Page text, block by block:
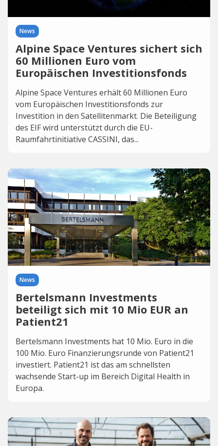
News
Alpine Space Ventures sichert sich
60 Millionen Euro vom
Europäischen Investitionsfonds
Alpine Space Ventures erhält 60 Millionen Euro
vom Europäischen Investitionsfonds zur
Investition in den Satellitenmarkt. Die Beteiligung
des EIF wird unterstützt durch die EU-
Raumfahrtinitiative CASSINI, das...
News
Bertelsmann Investments
beteiligt sich mit 10 Mio EUR an
Patient21
Bertelsmann Investments hat 10 Mio. Euro in die
100 Mio. Euro Finanzierungsrunde von Patient21
investiert. Patient21 ist das am schnellsten
wachsende Start-up im Bereich Digital Health in
Europa.